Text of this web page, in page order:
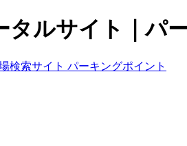
タルサイト｜パ
検索サイト パーキングポイント